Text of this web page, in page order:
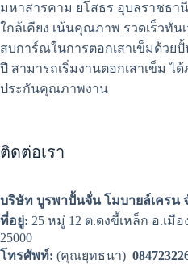
มหาสารคาม ยโสธร อุบลราชธา
ใกล้เคียง เน้นคุณภาพ รวดเร็วทัน
สบการ์ณในการตอกเสาเข็มด้วย
ปี สามารถเริ่มงานตอกเสาเข็ม ไ
ประกันคุณภาพงาน
ติดต่อเรา
บริษัท บูรพาปั้นจั่น โมบายล์เครน
ที่อยู่: 25 หมู่ 12 ต.ดงขี้เหล็ก อ.เมื
25000
โทรศัพท์: (คุณยุทธนา)